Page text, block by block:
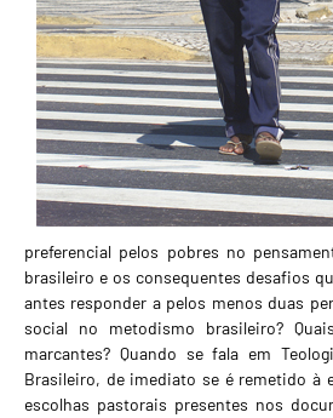
preferencial pelos pobres no
brasileiro e os consequentes desafios
antes responder a pelos menos duas
social no metodismo brasileiro?
marcantes? Quando se fala em
Brasileiro, de imediato se é remetido à
escolhas pastorais presentes nos